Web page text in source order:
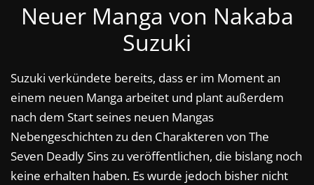
Neuer Manga von Nakaba
Suzuki
Suzuki verkündete bereits, dass er im Moment an
einem neuen Manga arbeitet und plant außerdem
nach dem Start seines neuen Mangas
Nebengeschichten zu den Charakteren von The
Seven Deadly Sins zu veröffentlichen, die bislang noch
keine erhalten haben. Es wurde jedoch bisher nicht